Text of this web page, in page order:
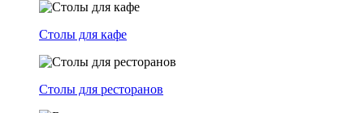
Столы для кафе
Столы для ресторанов